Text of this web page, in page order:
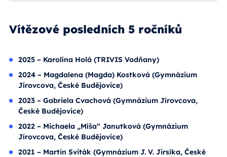
Vítězové posledních 5 ročníků
2025 – Karolína Holá (TRIVIS Vodňany)
2024 – Magdalena (Magda) Kostková (Gymnázium
Jírovcova, České Budějovice)
2023 – Gabriela Cvachová (Gymnázium Jírovcova,
České Budějovice)
2022 – Michaela „Míša“ Janutková (Gymnázium
Jírovcova, České Budějovice)
2021 – Martin Sviták (Gymnázium J. V. Jirsíka, České